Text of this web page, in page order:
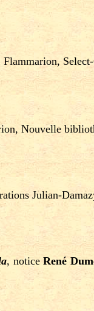
Flammarion,
Nouvelle
Julian-
, noticeRené